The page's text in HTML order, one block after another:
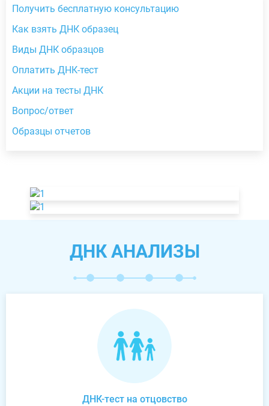
Получить бесплатную консультацию
Как взять ДНК образец
Виды ДНК образцов
Оплатить ДНК-тест
Акции на тесты ДНК
Вопрос/ответ
Образцы отчетов
ДНК АНАЛИЗЫ
ДНК-тест на отцовство